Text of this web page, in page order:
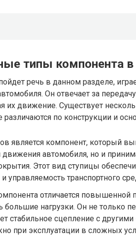
типы компонента
речь в данном разделе,
Он отвечает за
их движение. Существует
различаются по конструкции и
является компонент, который
автомобиля, но и
Этот вид ступицы
управляемость транспортного
отличается повышенной
нагрузки. Он не только
стабильное сцепление с
при эксплуатации в сложных